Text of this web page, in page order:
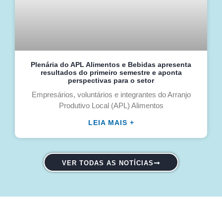
Plenária do APL Alimentos e Bebidas apresenta
resultados do primeiro semestre e aponta
perspectivas para o setor
Empresários, voluntários e integrantes do Arranjo
Produtivo Local (APL) Alimentos
LEIA MAIS +
VER TODAS AS NOTÍCIAS